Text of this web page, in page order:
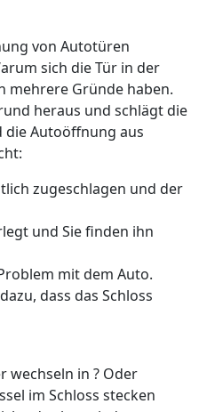
von Autotüren
sich die Tür in der
mehrere Gründe haben.
heraus und schlägt die
die Autoöffnung aus
zugeschlagen und der
und Sie finden ihn
mit dem Auto.
dass das Schloss
wechseln in ? Oder
im Schloss stecken